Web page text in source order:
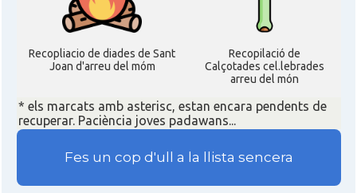
Recopliacio de diades de Sant
Joan d'arreu del móm
Recopilació de
Calçotades cel.lebrades
arreu del món
* els marcats amb asterisc, estan encara pendents de
recuperar. Paciència joves padawans...
Fes un cop d'ull a la llista sencera